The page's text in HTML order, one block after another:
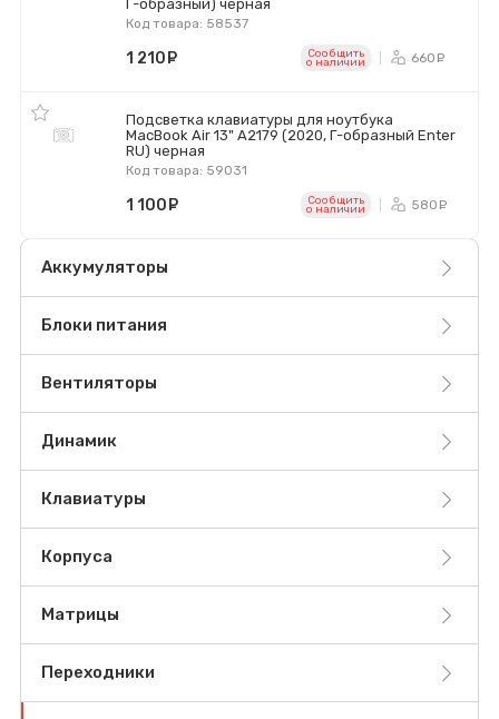
Г-образный) черная
Код товара: 58537
1 210 Сообщить
o наличии 660
Подсветка клавиатуры для ноутбука
MacBook Air 13" A2179 (2020, Г-образный Enter
RU) черная
Код товара: 59031
1 100 Сообщить
o наличии 580
Аккумуляторы
Блоки питания
Вентиляторы
Динамик
Клавиатуры
Корпуса
Матрицы
Переходники